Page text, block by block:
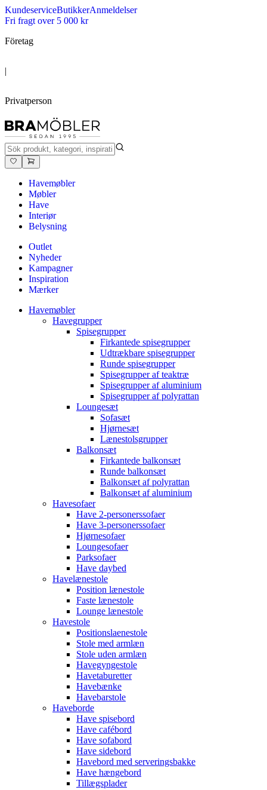
KundeserviceButikkerAnmeldelser
Fri fragt over 5 000 kr
Företag
|
Privatperson
Havemøbler
Møbler
Have
Interiør
Belysning
Outlet
Nyheder
Kampagner
Inspiration
Mærker
Havemøbler
Havegrupper
Spisegrupper
Firkantede spisegrupper
Udtrækbare spisegrupper
Runde spisegrupper
Spisegrupper af teaktræ
Spisegrupper af aluminium
Spisegrupper af polyrattan
Loungesæt
Sofasæt
Hjørnesæt
Lænestolsgrupper
Balkonsæt
Firkantede balkonsæt
Runde balkonsæt
Balkonsæt af polyrattan
Balkonsæt af aluminium
Havesofaer
Have 2-personerssofaer
Have 3-personerssofaer
Hjørnesofaer
Loungesofaer
Parksofaer
Have daybed
Havelænestole
Position lænestole
Faste lænestole
Lounge lænestole
Havestole
Positionslaenestole
Stole med armlæn
Stole uden armlæn
Havegyngestole
Havetaburetter
Havebænke
Havebarstole
Haveborde
Have spisebord
Have cafébord
Have sofabord
Have sidebord
Havebord med serveringsbakke
Have hængebord
Tillægsplader